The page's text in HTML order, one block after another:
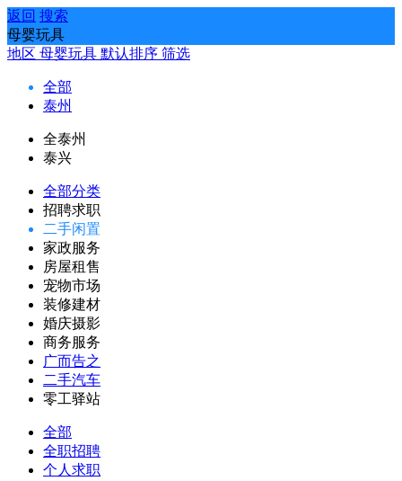
返回 搜索
母婴玩具
地区 母婴玩具 默认排序 筛选
全部
泰州
全泰州
泰兴
全部分类
招聘求职
二手闲置
家政服务
房屋租售
宠物市场
装修建材
婚庆摄影
商务服务
广而告之
二手汽车
零工驿站
全部
全职招聘
个人求职